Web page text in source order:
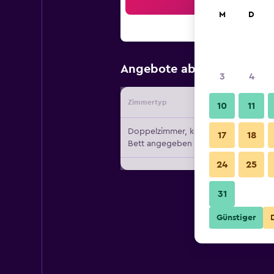
Angebote ab
Zimmertyp
Doppelzimmer, kein
Bett angegeben
M D
3 4
10 11
17 18
24 25
31
Günstiger